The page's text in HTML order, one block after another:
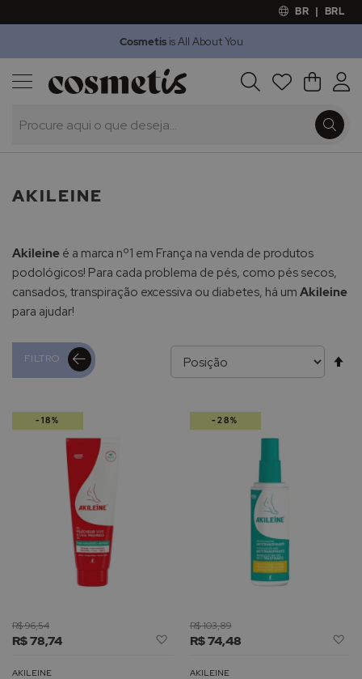
BR | BRL
Cosmetisis All About You
Procura O Meu
Outlet
AKILEINE
Akileine é a marca nº1 em França na venda de produtos
podológicos! Para cada problema de pés, como pés secos,
cansados, transpiração excessiva ou diabetes, há um Akileine
para ajudar!
FILTRO
R$ 78,74
R$ 96,54
Adicionar
Lista
AKILEINE
-18%
R$ 74,48
R$ 103,89
AKILEINE
-28%